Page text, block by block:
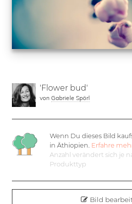
'Flower bud'
von Gabriele Spörl
Wenn Du dieses Bild
in Äthiopien. Erfahre
Anzahl verändert sich je
Produkttyp
Bild